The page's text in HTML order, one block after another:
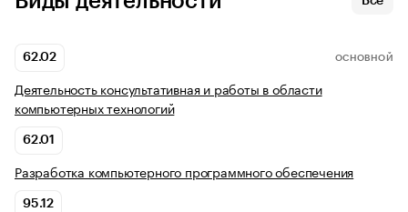
62.02 ОСНОВНОЙ
Деятельность консультативная и работы в области
компьютерных технологий
62.01
Разработка компьютерного программного обеспечения
95.12